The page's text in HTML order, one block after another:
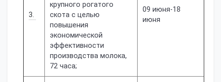
3.
крупного рогатого
скота с целью
повышения
экономической
эффективности
производства молока,
72 часа;
09 июня-18
июня